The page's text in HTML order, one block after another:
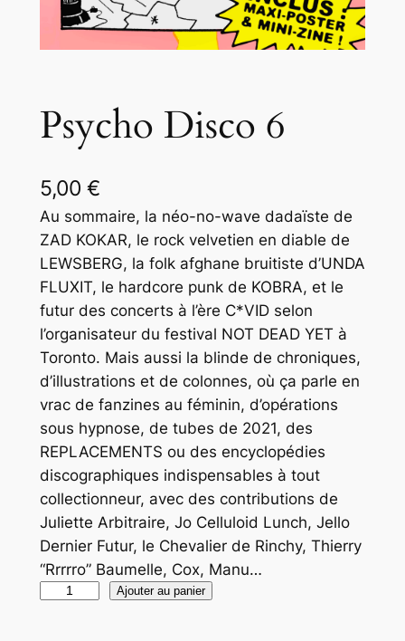
Psycho Disco 6
5,00 €
Au sommaire, la néo-no-wave dadaïste de
ZAD KOKAR, le rock velvetien en diable de
LEWSBERG, la folk afghane bruitiste d’UNDA
FLUXIT, le hardcore punk de KOBRA, et le
futur des concerts à l’ère C*VID selon
l’organisateur du festival NOT DEAD YET à
Toronto. Mais aussi la blinde de chroniques,
d’illustrations et de colonnes, où ça parle en
vrac de fanzines au féminin, d’opérations
sous hypnose, de tubes de 2021, des
REPLACEMENTS ou des encyclopédies
discographiques indispensables à tout
collectionneur, avec des contributions de
Juliette Arbitraire, Jo Celluloid Lunch, Jello
Dernier Futur, le Chevalier de Rinchy, Thierry
“Rrrrro” Baumelle, Cox, Manu…
Ajouter au panier